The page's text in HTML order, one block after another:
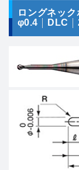
ロングネッ
φ0.4
DLC